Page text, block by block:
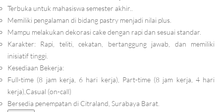
Terbuka untuk mahasiswa semester akhir..
Memiliki pengalaman di bidang pastry menjadi nilai plus.
Mampu melakukan dekorasi cake dengan rapi dan sesuai standar.
Karakter: Rapi, teliti, cekatan, bertanggung jawab, dan memiliki
inisiatif tinggi.
Kesediaan Bekerja:
Full-time (8 jam kerja, 6 hari kerja), Part-time (8 jam kerja, 4 hari
kerja),Casual (on-call)
Bersedia penempatan di Citraland, Surabaya Barat.